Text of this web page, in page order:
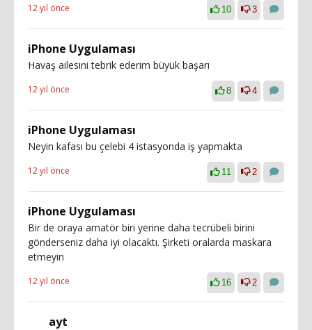
12 yıl önce 10 3
iPhone Uygulaması
Havaş ailesini tebrik ederim büyük başarı
12 yıl önce 8 4
iPhone Uygulaması
Neyin kafası bu çelebi 4 istasyonda iş yapmakta
12 yıl önce 11 2
iPhone Uygulaması
Bir de oraya amatör biri yerine daha tecrübeli birini
gönderseniz daha iyi olacaktı. Şirketi oralarda maskara
etmeyin
12 yıl önce 16 2
ayt